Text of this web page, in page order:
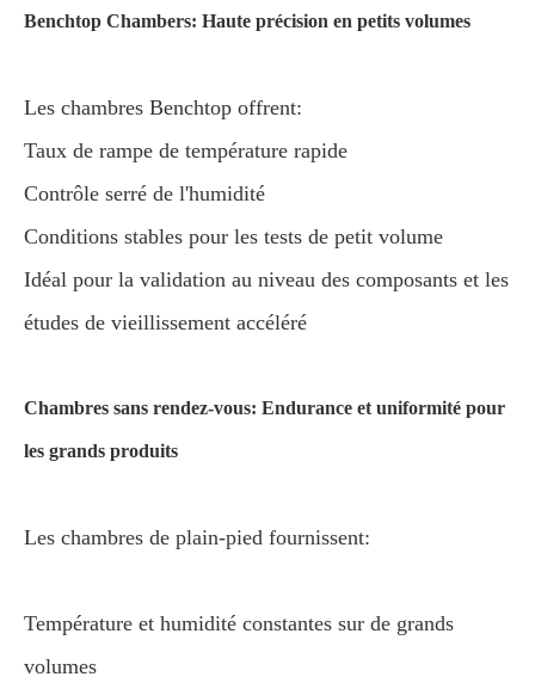
Benchtop Chambers: Haute précision en petits volumes
Les chambres Benchtop offrent:
Taux de rampe de température rapide
Contrôle serré de l'humidité
Conditions stables pour les tests de petit volume
Idéal pour la validation au niveau des composants et les
études de vieillissement accéléré
Chambres sans rendez-vous: Endurance et uniformité pour
les grands produits
Les chambres de plain-pied fournissent:
Température et humidité constantes sur de grands
volumes